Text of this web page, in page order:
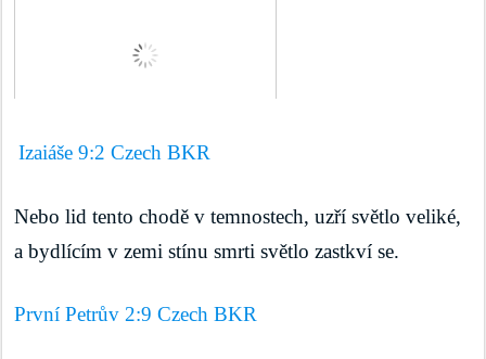
Izaiáše 9:2 Czech BKR
Nebo lid tento chodě v temnostech, uzří světlo veliké,
a bydlícím v zemi stínu smrti světlo zastkví se.
První Petrův 2:9 Czech BKR